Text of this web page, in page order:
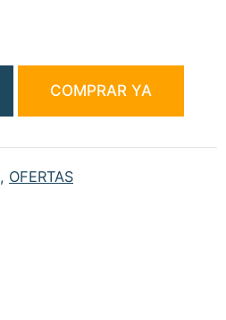
COMPRAR YA
, OFERTAS